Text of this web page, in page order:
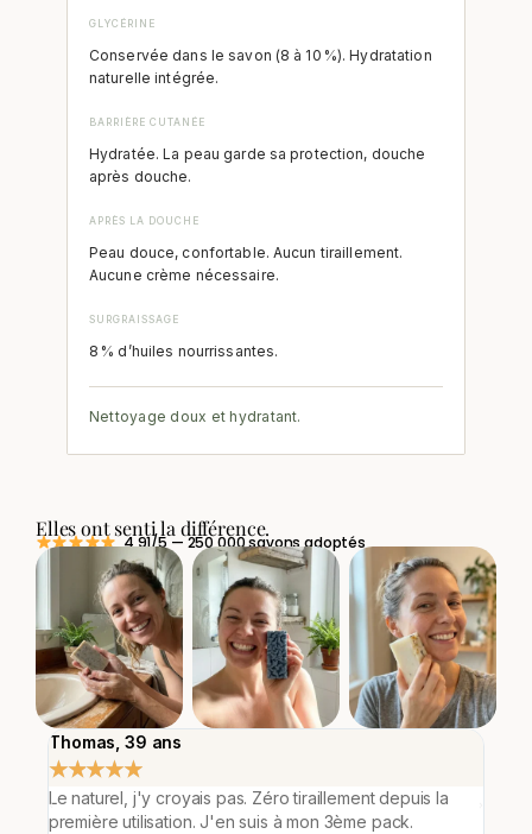
GLYCÉRINE
Conservée dans le savon (8 à 10 %). Hydratation
naturelle intégrée.
BARRIÈRE CUTANÉE
Hydratée. La peau garde sa protection, douche
après douche.
APRÈS LA DOUCHE
Peau douce, confortable. Aucun tiraillement.
Aucune crème nécessaire.
SURGRAISSAGE
8 % d’huiles nourrissantes.
Nettoyage doux et hydratant.
Elles ont senti la différence.
4,91/5 — 250 000 savons adoptés
Thomas, 39 ans
★★★★★
Le naturel, j'y croyais pas. Zéro tiraillement depuis la
première utilisation. J'en suis à mon 3ème pack.